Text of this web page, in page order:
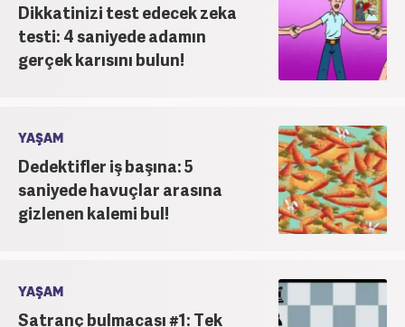
Dikkatinizi test edecek zeka
testi: 4 saniyede adamın
gerçek karısını bulun!
YAŞAM
Dedektifler iş başına: 5
saniyede havuçlar arasına
gizlenen kalemi bul!
YAŞAM
Satranç bulmacası #1: Tek